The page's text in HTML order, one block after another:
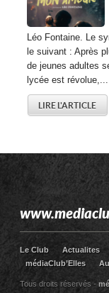
Léo Fontaine. Le
le suivant : Après
de jeunes adultes
lycée est révolue,...
LIRE L'ARTICLE
Le Club Actualites
médiaClub’Elles
Tous droits réservés -